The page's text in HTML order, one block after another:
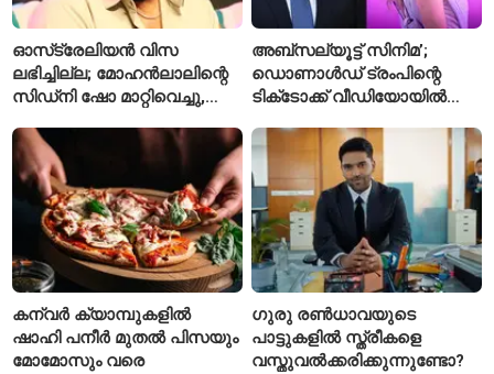
ഓസ്‌ട്രേലിയൻ വിസ
ലഭിച്ചില്ല; മോഹൻലാലിന്റെ
സിഡ്‌നി ഷോ മാറ്റിവെച്ചു,
ചോദിച്ച് താരം
അബ്സല്യൂട്ട് സിനിമ’;
ഡൊണാൾഡ് ട്രംപിന്റെ
ടിക്‌ടോക്ക് വീഡിയോയിൽ
‘August’ നീക്കം ചെയ്തു
കന്വർ ക്യാമ്പുകളിൽ
ഷാഹി പനീർ മുതൽ പിസയും
മോമോസും വരെ
ഗുരു രൺധാവയുടെ
പാട്ടുകളിൽ സ്ത്രീകളെ
വസ്തുവൽക്കരിക്കുന്നുണ്ടോ?